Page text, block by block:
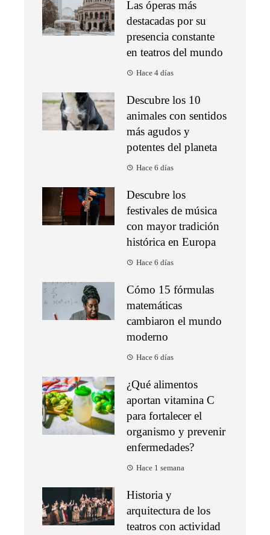
Las óperas más
destacadas por su
presencia constante
en teatros del mundo
Hace 4 días
Descubre los 10
animales con sentidos
más agudos y
potentes del planeta
Hace 6 días
Descubre los
festivales de música
con mayor tradición
histórica en Europa
Hace 6 días
Cómo 15 fórmulas
matemáticas
cambiaron el mundo
moderno
Hace 6 días
¿Qué alimentos
aportan vitamina C
para fortalecer el
organismo y prevenir
enfermedades?
Hace 1 semana
Historia y
arquitectura de los
teatros con actividad